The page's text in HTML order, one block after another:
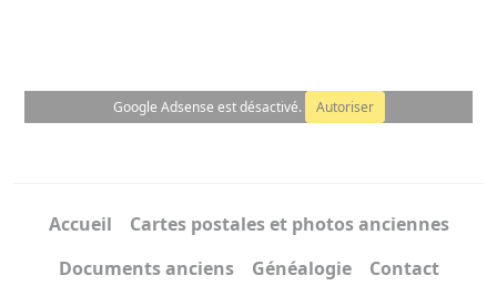
Google Adsense est désactivé. Autoriser
Accueil
Cartes postales et photos anciennes
Documents anciens
Généalogie Contact